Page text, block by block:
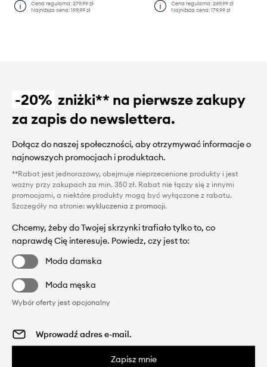
Cena regularna:279,99 zł
Najniższa cena:199,99 zł
Cena regularna: 269,99 zł
Najniższa cena: 179,99 zł
-20% zniżki** na pierwsze zakupy
za zapis do newslettera.
Dołącz do naszej społeczności, aby otrzymywać informacje o
najnowszych promocjach i produktach.
**Rabat jest jednorazowy, obejmuje nieprzecenione produkty i jest
ważny przy zakupach za min. 350 zł. Rabat nie łączy się z innymi
promocjami, a niektóre produkty mogą być wyłączone z rabatu.
Szczegóły na stronie: wykluczenia z promocji.
Chcemy, żeby do Twojej skrzynki trafiało tylko to, co
naprawdę Cię interesuje. Powiedz, czy jest to:
Moda damska
Moda męska
Wybór oferty jest opcjonalny
Zapisz mnie